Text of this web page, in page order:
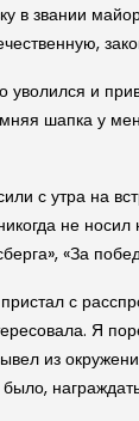
в звании
и
шапка у
с утра на
не
«За
с
Я
из